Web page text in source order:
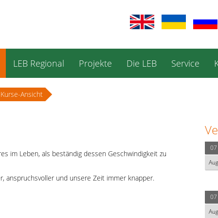
LEB Regional Projekte Die LEB Service
Kurse-Ansicht
im Leben, als beständig dessen Geschwindigkeit zu
anspruchsvoller und unsere Zeit immer knapper.
07
Aug
07
Aug